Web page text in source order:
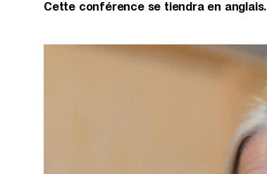
Cette conférence se tiendra en anglais.